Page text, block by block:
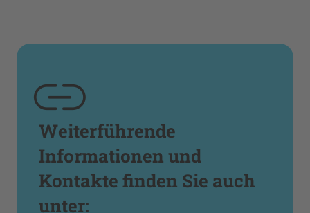
Weiterführende
Informationen und
Kontakte finden Sie auch
unter: